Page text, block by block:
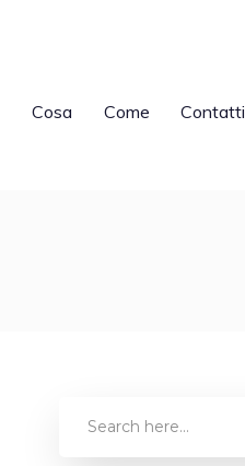
Cosa Come Contatti